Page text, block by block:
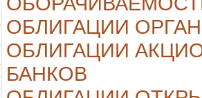
ОБЛИГАЦИИ
ОБЛИГАЦИИ
БАНКОВ